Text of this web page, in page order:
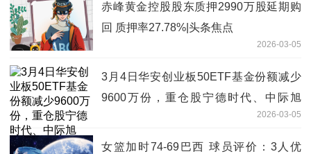
赤峰黄金控股股东质押2990万股延期购
回 质押率27.78%|头条焦点
2026-03-05
3月4日华安创业板50ETF基金份额减少
9600万份，重仓股宁德时代、中际旭
2026-03-05
女篮加时74-69巴西 球员评价：3人优